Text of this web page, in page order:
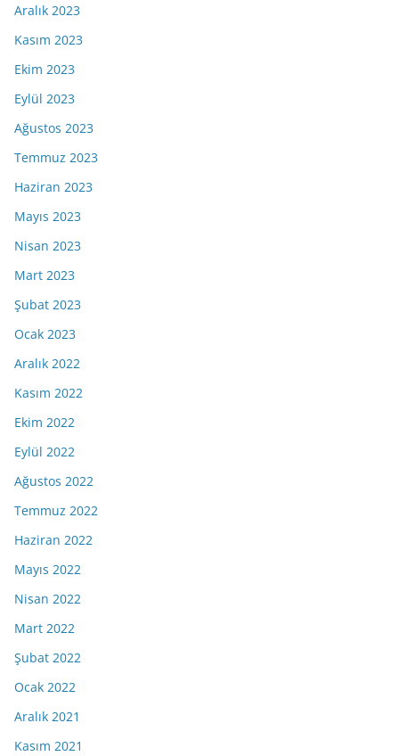
Aralık 2023
Kasım 2023
Ekim 2023
Eylül 2023
Ağustos 2023
Temmuz 2023
Haziran 2023
Mayıs 2023
Nisan 2023
Mart 2023
Şubat 2023
Ocak 2023
Aralık 2022
Kasım 2022
Ekim 2022
Eylül 2022
Ağustos 2022
Temmuz 2022
Haziran 2022
Mayıs 2022
Nisan 2022
Mart 2022
Şubat 2022
Ocak 2022
Aralık 2021
Kasım 2021